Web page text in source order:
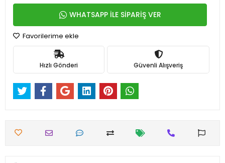
WHATSAPP İLE SİPARİŞ VER
Favorilerime ekle
Hızlı Gönderi Güvenli Alışveriş